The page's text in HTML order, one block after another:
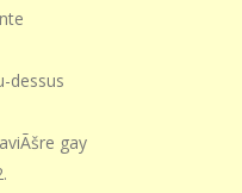
dessus
gay